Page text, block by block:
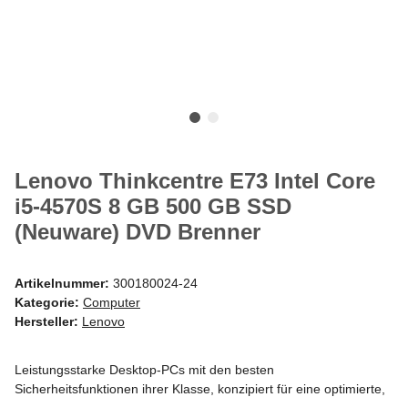
Lenovo Thinkcentre E73 Intel Core
i5-4570S 8 GB 500 GB SSD
(Neuware) DVD Brenner
Artikelnummer: 300180024-24
Kategorie: Computer
Hersteller: Lenovo
Leistungsstarke Desktop-PCs mit den besten
Sicherheitsfunktionen ihrer Klasse, konzipiert für eine optimierte,